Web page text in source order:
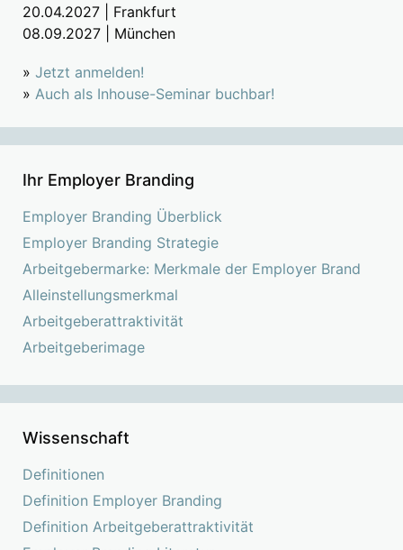
20.04.2027 | Frankfurt
08.09.2027 | München
» Jetzt anmelden!
» Auch als Inhouse-Seminar buchbar!
Ihr Employer Branding
Employer Branding Überblick
Employer Branding Strategie
Arbeitgebermarke: Merkmale der Employer Brand
Alleinstellungsmerkmal
Arbeitgeberattraktivität
Arbeitgeberimage
Wissenschaft
Definitionen
Definition Employer Branding
Definition Arbeitgeberattraktivität